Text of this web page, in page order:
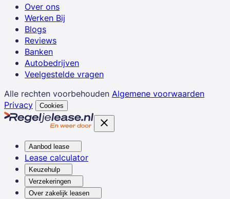
Over ons
Werken Bij
Blogs
Reviews
Banken
Autobedrijven
Veelgestelde vragen
Alle rechten voorbehouden Algemene voorwaarden
Privacy
Cookies
Aanbod lease
Lease calculator
Keuzehulp
Verzekeringen
Over zakelijk leasen